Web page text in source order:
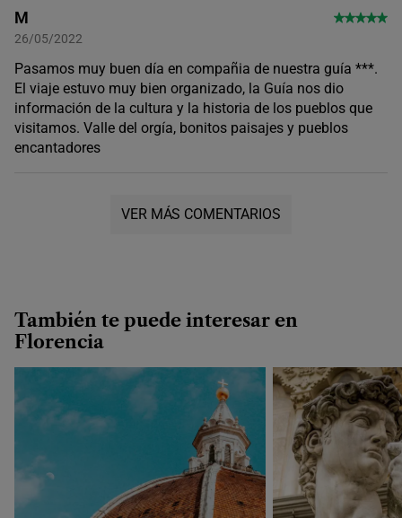
M
26/05/2022
Pasamos muy buen día en compañia de nuestra guía ***.
El viaje estuvo muy bien organizado, la Guía nos dio
información de la cultura y la historia de los pueblos que
visitamos. Valle del orgía, bonitos paisajes y pueblos
encantadores
VER MÁS COMENTARIOS
También te puede interesar en
Florencia